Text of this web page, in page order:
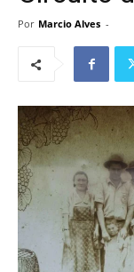
Por Marcio Alves -